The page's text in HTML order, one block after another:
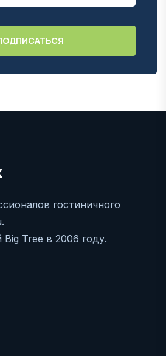
гостиничного
Tree в 2006 году.